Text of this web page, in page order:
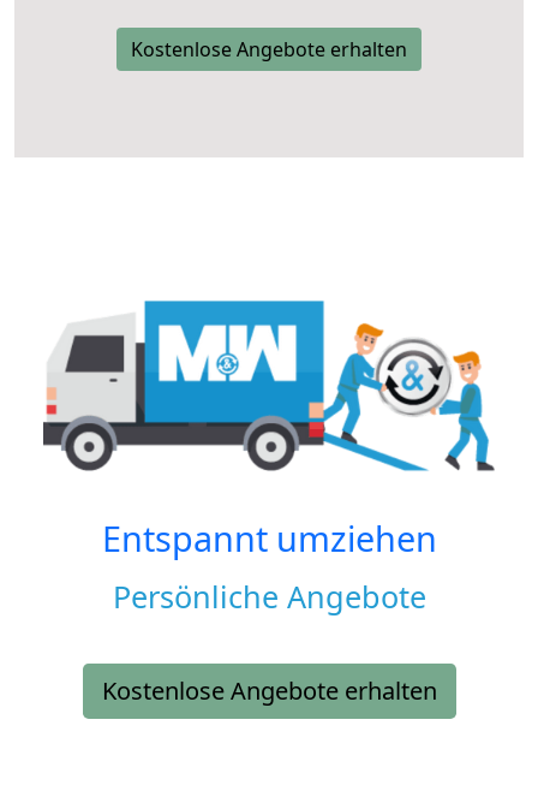
Kostenlose Angebote erhalten
Entspannt umziehen
Persönliche Angebote
Kostenlose Angebote erhalten